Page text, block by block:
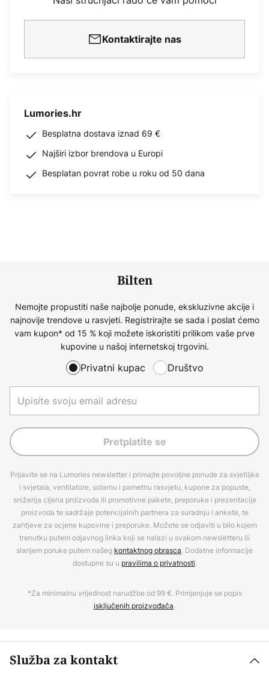
Kontaktirajte nas
Lumories.hr
Besplatna dostava iznad 69 €
Najširi izbor brendova u Europi
Besplatan povrat robe u roku od 50 dana
Bilten
Nemojte propustiti naše najbolje ponude, ekskluzivne akcije i
najnovije trendove u rasvjeti. Registrirajte se sada i poslat ćemo
vam kupon* od 15 % koji možete iskoristiti prilikom vaše prve
kupovine u našoj internetskoj trgovini.
Privatni kupac Društvo
Pretplatite se
Prijavite se na Lumories newsletter i primajte povoljne ponude za svjetiljke
i svjetala, ventilatore, solarnu i pametnu rasvjetu, kupone za popuste,
sniženja cijena proizvoda ili promotivne pakete, preporuke i prezentacije
proizvoda te sadržaje potencijalnih partnera za suradnju i ankete, te
zahtjeve za ocjene kupovine i preporuke. Možete se odjaviti u bilo kojem
trenutku putem odjavnog linka koji se nalazi u svakom newsletteru ili
slanjem poruke putem našeg kontaktnog obrasca. Dodatne informacije
dostupne su u pravilima o privatnosti.
*Za minimalnu vrijednost narudžbe od 99 €. Primjenjuje se popis
isključenih proizvođača.
Služba za kontakt